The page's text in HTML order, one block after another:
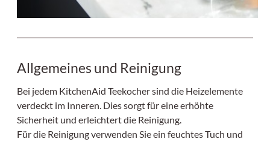
Allgemeines und Reinigung
Bei jedem KitchenAid Teekocher sind die Heizelemente
verdeckt im Inneren. Dies sorgt für eine erhöhte
Sicherheit und erleichtert die Reinigung.
Für die Reinigung verwenden Sie ein feuchtes Tuch und